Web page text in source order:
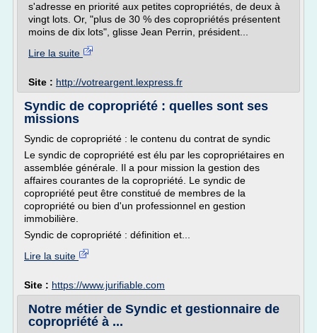
s'adresse en priorité aux petites copropriétés, de deux à
vingt lots. Or, "plus de 30 % des copropriétés présentent
moins de dix lots", glisse Jean Perrin, président...
Lire la suite
Site : http://votreargent.lexpress.fr
Syndic de copropriété : quelles sont ses
missions
Syndic de copropriété : le contenu du contrat de syndic
Le syndic de copropriété est élu par les copropriétaires en
assemblée générale. Il a pour mission la gestion des
affaires courantes de la copropriété. Le syndic de
copropriété peut être constitué de membres de la
copropriété ou bien d'un professionnel en gestion
immobilière.
Syndic de copropriété : définition et...
Lire la suite
Site : https://www.jurifiable.com
Notre métier de Syndic et gestionnaire de
copropriété à ...